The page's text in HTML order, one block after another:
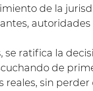
de la
se ratifica la
de
reales, sin